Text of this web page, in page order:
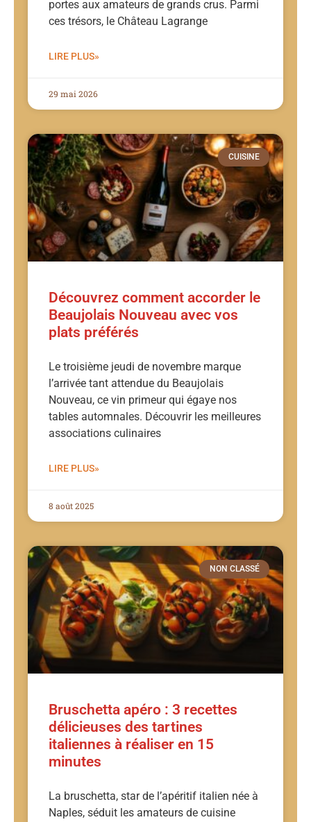
portes aux amateurs de grands crus. Parmi
ces trésors, le Château Lagrange
LIRE PLUS»
29 mai 2026
CUISINE
Découvrez comment accorder le
Beaujolais Nouveau avec vos
plats préférés
Le troisième jeudi de novembre marque
l’arrivée tant attendue du Beaujolais
Nouveau, ce vin primeur qui égaye nos
tables automnales. Découvrir les meilleures
associations culinaires
LIRE PLUS»
8 août 2025
NON CLASSÉ
Bruschetta apéro : 3 recettes
délicieuses des tartines
italiennes à réaliser en 15
minutes
La bruschetta, star de l’apéritif italien née à
Naples, séduit les amateurs de cuisine